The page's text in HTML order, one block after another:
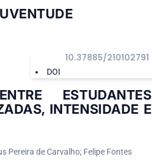
DOI
10.37885/210102791
ESTUDANTES
INTENSIDADE E
Pereira de Carvalho; Felipe Fontes